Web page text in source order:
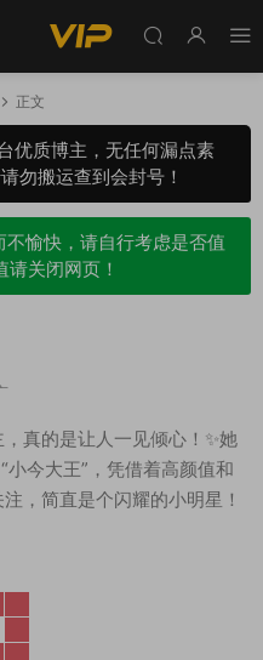
正文
优质博主，无任何漏点素
勿搬运查到会封号！
愉快，请自行考虑是否值
关闭网页！
真的是让人一见倾心！✨她
今大王”，凭借着高颜值和
，简直是个闪耀的小明星！